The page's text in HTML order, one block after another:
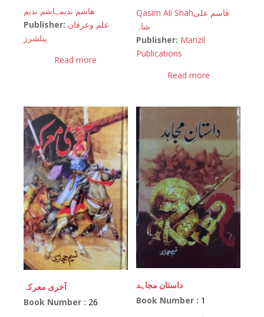
ھاشم ندیمہاشم ندیم
Publisher: علم وعرفان
پبلشرز
Read more
Qasim Ali Shahقاسم علی
شاہ
Publisher: Manzil
Publications
Read more
آخری معرکہ
Book Number : 26
داستان مجاہد
Book Number : 1